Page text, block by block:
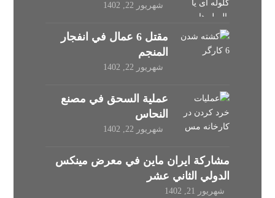
شهریور 22, 1402
مقتل 6 عمال في انفجار
المنجم
شهریور 22, 1402
عملية السحق في مصنع
النحاس
شهریور 22, 1402
مشاركة ايران ماين في معرض مينكس
الدولي الثاني عشر
شهریور 21, 1402